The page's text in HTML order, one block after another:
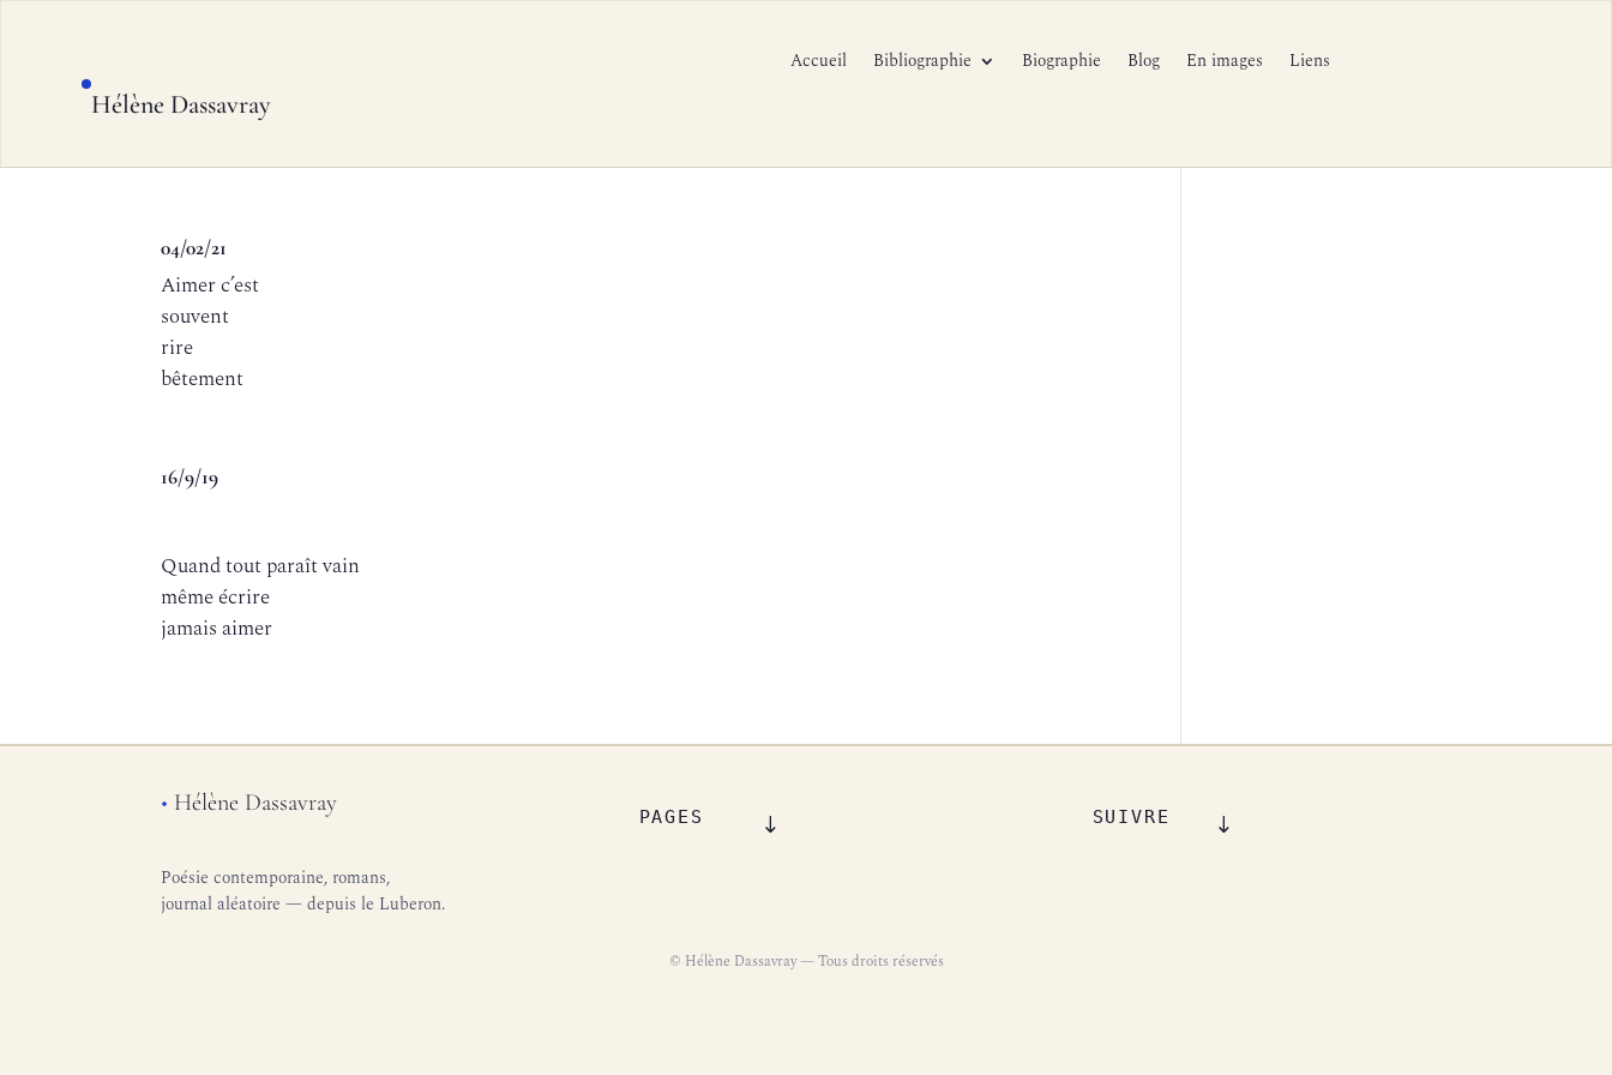
Hélène Dassavray
Accueil Bibliographie Biographie Blog En images Liens
04/02/21
Aimer c’est
souvent
rire
bêtement
16/9/19
Quand tout paraît vain
même écrire
jamais aimer
• Hélène Dassavray
Poésie contemporaine, romans,
journal aléatoire — depuis le Luberon.
PAGES SUIVRE
© Hélène Dassavray — Tous droits réservés